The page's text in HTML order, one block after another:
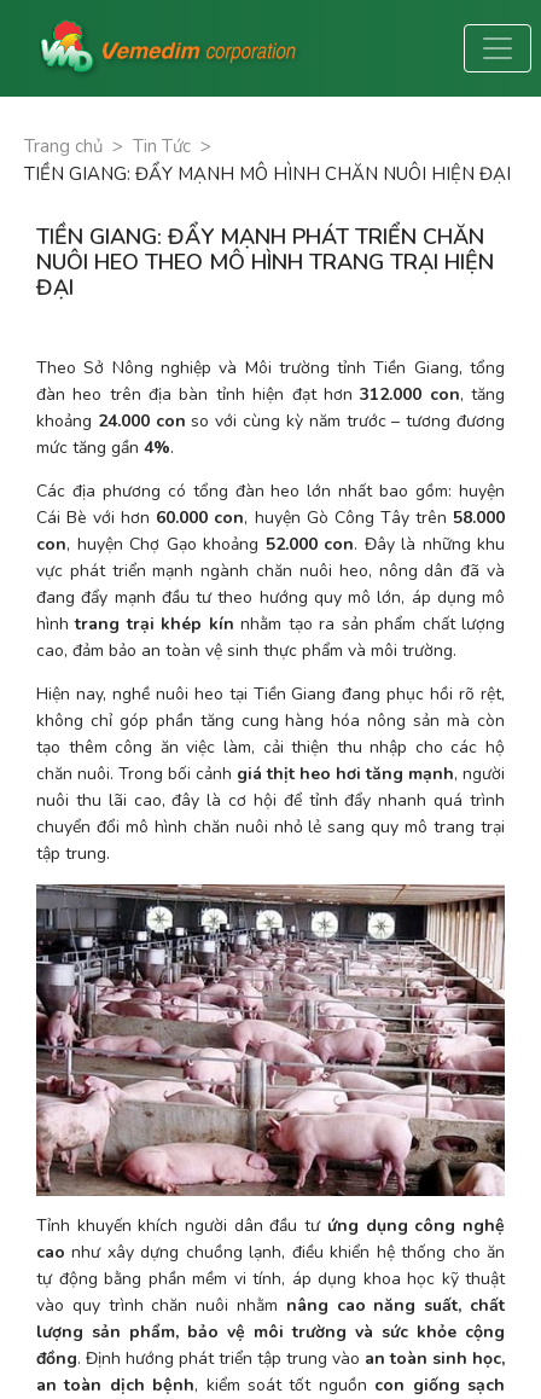
Trang chủ > Tin Tức >
TIỀN GIANG: ĐẨY MẠNH MÔ HÌNH CHĂN NUÔI HIỆN ĐẠI
TIỀN GIANG: ĐẨY MẠNH PHÁT TRIỂN CHĂN
NUÔI HEO THEO MÔ HÌNH TRANG TRẠI HIỆN
ĐẠI
Theo Sở Nông nghiệp và Môi trường tỉnh Tiền Giang, tổng
đàn heo trên địa bàn tỉnh hiện đạt hơn 312.000 con, tăng
khoảng 24.000 con so với cùng kỳ năm trước – tương đương
mức tăng gần 4%.
Các địa phương có tổng đàn heo lớn nhất bao gồm: huyện
Cái Bè với hơn 60.000 con, huyện Gò Công Tây trên 58.000
con, huyện Chợ Gạo khoảng 52.000 con. Đây là những khu
vực phát triển mạnh ngành chăn nuôi heo, nông dân đã và
đang đẩy mạnh đầu tư theo hướng quy mô lớn, áp dụng mô
hình trang trại khép kín nhằm tạo ra sản phẩm chất lượng
cao, đảm bảo an toàn vệ sinh thực phẩm và môi trường.
Hiện nay, nghề nuôi heo tại Tiền Giang đang phục hồi rõ rệt,
không chỉ góp phần tăng cung hàng hóa nông sản mà còn
tạo thêm công ăn việc làm, cải thiện thu nhập cho các hộ
chăn nuôi. Trong bối cảnh giá thịt heo hơi tăng mạnh, người
nuôi thu lãi cao, đây là cơ hội để tỉnh đẩy nhanh quá trình
chuyển đổi mô hình chăn nuôi nhỏ lẻ sang quy mô trang trại
tập trung.
Tỉnh khuyến khích người dân đầu tư ứng dụng công nghệ
cao như xây dựng chuồng lạnh, điều khiển hệ thống cho ăn
tự động bằng phần mềm vi tính, áp dụng khoa học kỹ thuật
vào quy trình chăn nuôi nhằm nâng cao năng suất, chất
lượng sản phẩm, bảo vệ môi trường và sức khỏe cộng
đồng. Định hướng phát triển tập trung vào an toàn sinh học,
an toàn dịch bệnh, kiểm soát tốt nguồn con giống sạch